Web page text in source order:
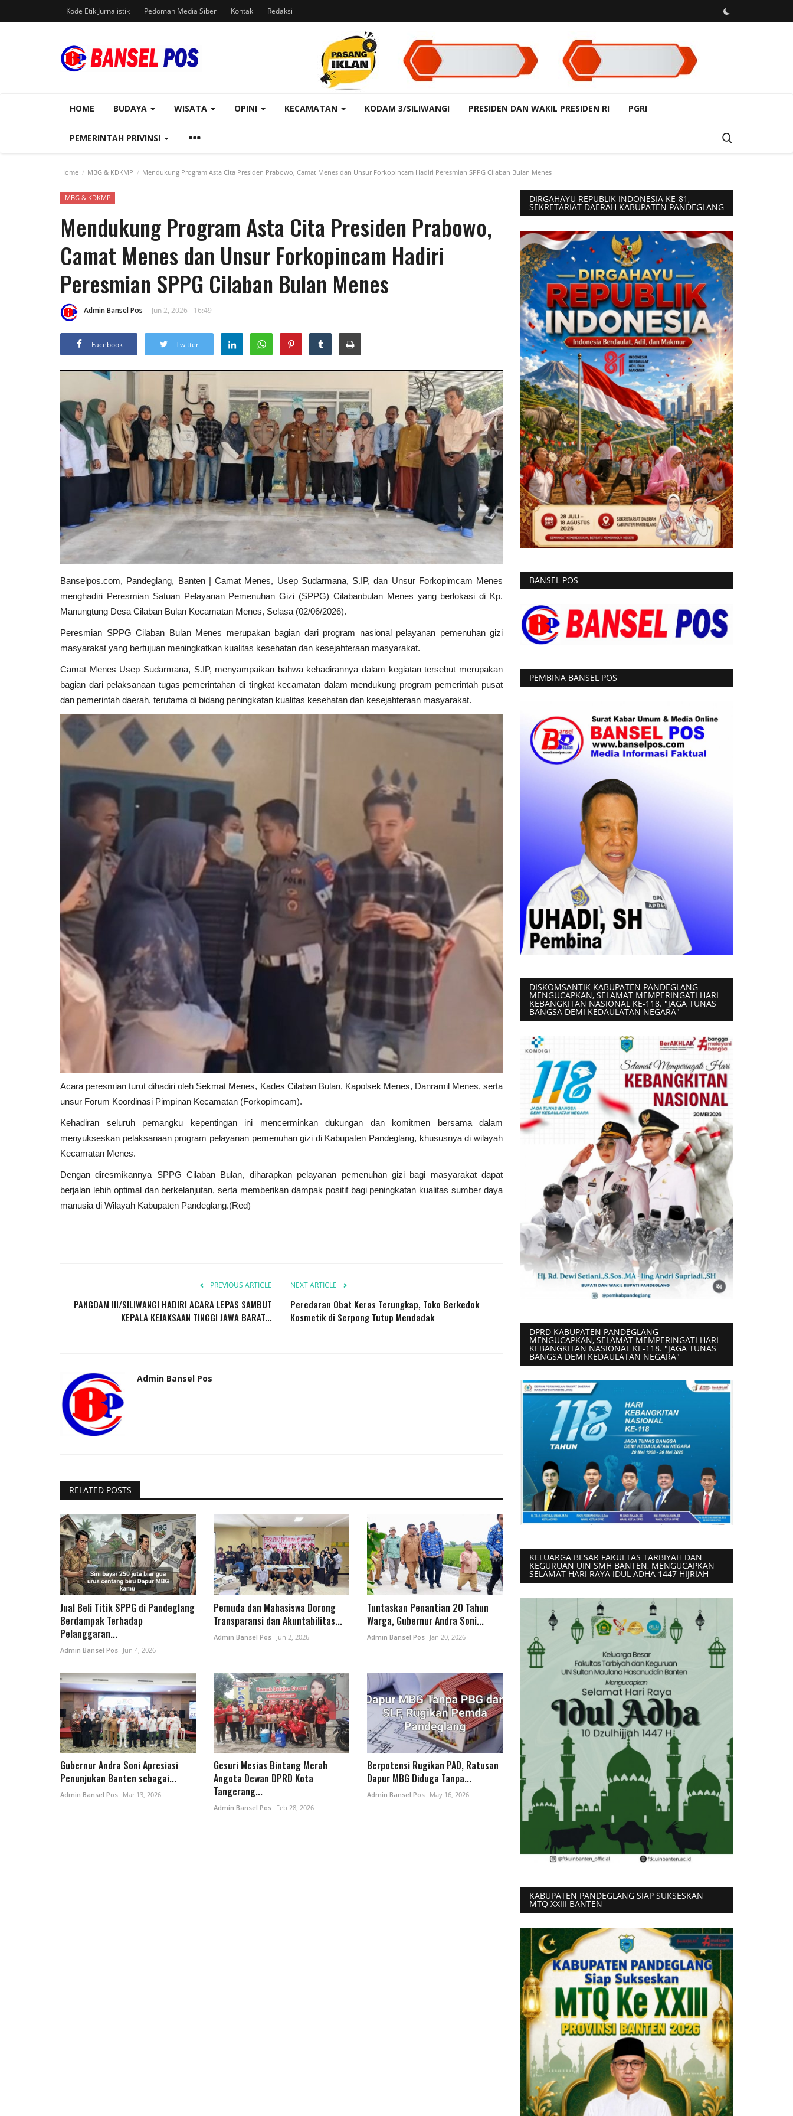
Kode Etik Jurnalistik Pedoman Media Siber Kontak Redaksi
HOME BUDAYA WISATA OPINI KECAMATAN KODAM 3/SILIWANGI PRESIDEN DAN WAKIL PRESIDEN RI PGRI
PEMERINTAH PRIVINSI
Home MBG & KDKMP Mendukung Program Asta Cita Presiden Prabowo, Camat Menes dan Unsur Forkopincam Hadiri Peresmian SPPG Cilaban Bulan Menes
MBG & KDKMP
Mendukung Program Asta Cita Presiden Prabowo,
Camat Menes dan Unsur Forkopincam Hadiri
Peresmian SPPG Cilaban Bulan Menes
Admin Bansel Pos Jun 2, 2026 - 16:49
Facebook Twitter
Banselpos.com, Pandeglang, Banten | Camat Menes, Usep Sudarmana, S.IP, dan Unsur Forkopimcam Menes
menghadiri Peresmian Satuan Pelayanan Pemenuhan Gizi (SPPG) Cilabanbulan Menes yang berlokasi di Kp.
Manungtung Desa Cilaban Bulan Kecamatan Menes, Selasa (02/06/2026).
Peresmian SPPG Cilaban Bulan Menes merupakan bagian dari program nasional pelayanan pemenuhan gizi
masyarakat yang bertujuan meningkatkan kualitas kesehatan dan kesejahteraan masyarakat.
Camat Menes Usep Sudarmana, S.IP, menyampaikan bahwa kehadirannya dalam kegiatan tersebut merupakan
bagian dari pelaksanaan tugas pemerintahan di tingkat kecamatan dalam mendukung program pemerintah pusat
dan pemerintah daerah, terutama di bidang peningkatan kualitas kesehatan dan kesejahteraan masyarakat.
Acara peresmian turut dihadiri oleh Sekmat Menes, Kades Cilaban Bulan, Kapolsek Menes, Danramil Menes, serta
unsur Forum Koordinasi Pimpinan Kecamatan (Forkopimcam).
Kehadiran seluruh pemangku kepentingan ini mencerminkan dukungan dan komitmen bersama dalam
menyukseskan pelaksanaan program pelayanan pemenuhan gizi di Kabupaten Pandeglang, khususnya di wilayah
Kecamatan Menes.
Dengan diresmikannya SPPG Cilaban Bulan, diharapkan pelayanan pemenuhan gizi bagi masyarakat dapat
berjalan lebih optimal dan berkelanjutan, serta memberikan dampak positif bagi peningkatan kualitas sumber daya
manusia di Wilayah Kabupaten Pandeglang.(Red)
PREVIOUS ARTICLE
PANGDAM III/SILIWANGI HADIRI ACARA LEPAS SAMBUT
KEPALA KEJAKSAAN TINGGI JAWA BARAT...
NEXT ARTICLE
Peredaran Obat Keras Terungkap, Toko Berkedok
Kosmetik di Serpong Tutup Mendadak
Admin Bansel Pos
RELATED POSTS
Jual Beli Titik SPPG di Pandeglang
Berdampak Terhadap
Pelanggaran...
Admin Bansel Pos Jun 4, 2026
Pemuda dan Mahasiswa Dorong
Transparansi dan Akuntabilitas...
Admin Bansel Pos Jun 2, 2026
Tuntaskan Penantian 20 Tahun
Warga, Gubernur Andra Soni...
Admin Bansel Pos Jan 20, 2026
Gubernur Andra Soni Apresiasi
Penunjukan Banten sebagai...
Admin Bansel Pos Mar 13, 2026
Gesuri Mesias Bintang Merah
Angota Dewan DPRD Kota
Tangerang...
Admin Bansel Pos Feb 28, 2026
Berpotensi Rugikan PAD, Ratusan
Dapur MBG Diduga Tanpa...
Admin Bansel Pos May 16, 2026
DIRGAHAYU REPUBLIK INDONESIA KE-81,
SEKRETARIAT DAERAH KABUPATEN PANDEGLANG
BANSEL POS
PEMBINA BANSEL POS
DISKOMSANTIK KABUPATEN PANDEGLANG
MENGUCAPKAN, SELAMAT MEMPERINGATI HARI
KEBANGKITAN NASIONAL KE-118. "JAGA TUNAS
BANGSA DEMI KEDAULATAN NEGARA"
DPRD KABUPATEN PANDEGLANG
MENGUCAPKAN, SELAMAT MEMPERINGATI HARI
KEBANGKITAN NASIONAL KE-118. "JAGA TUNAS
BANGSA DEMI KEDAULATAN NEGARA"
KELUARGA BESAR FAKULTAS TARBIYAH DAN
KEGURUAN UIN SMH BANTEN, MENGUCAPKAN
SELAMAT HARI RAYA IDUL ADHA 1447 HIJRIAH
KABUPATEN PANDEGLANG SIAP SUKSESKAN
MTQ XXIII BANTEN